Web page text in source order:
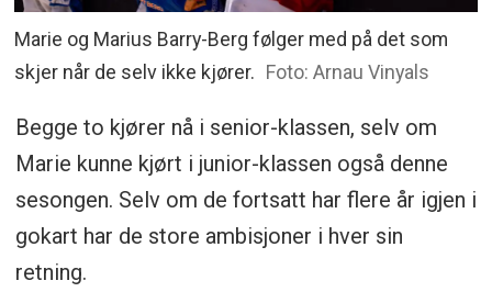
Marie og Marius Barry-Berg følger med på det som
skjer når de selv ikke kjører. Foto: Arnau Vinyals
Begge to kjører nå i senior-klassen, selv om
Marie kunne kjørt i junior-klassen også denne
sesongen. Selv om de fortsatt har flere år igjen i
gokart har de store ambisjoner i hver sin
retning.